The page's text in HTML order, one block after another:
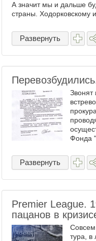
А значит мы и дальше
страны. Ходорковскому и
Развернуть
Звонят
Фонда
Развернуть
Premier League.
пацанов в
Совсем
тура, в